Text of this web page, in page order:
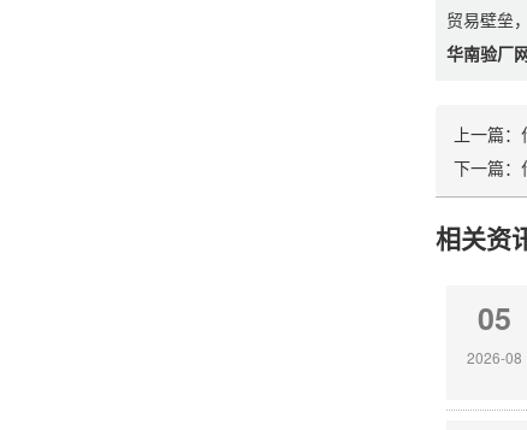
贸易壁垒
华南验厂
上一篇：
下一篇：
相关资
05
2026-08